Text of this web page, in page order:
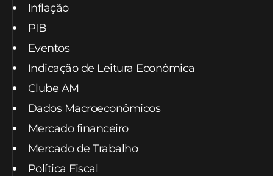
Inflação
PIB
Eventos
Indicação de Leitura Econômica
Clube AM
Dados Macroeconômicos
Mercado financeiro
Mercado de Trabalho
Política Fiscal